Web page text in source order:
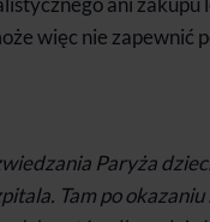
więc nie zapewnić
Paryża
Tam po